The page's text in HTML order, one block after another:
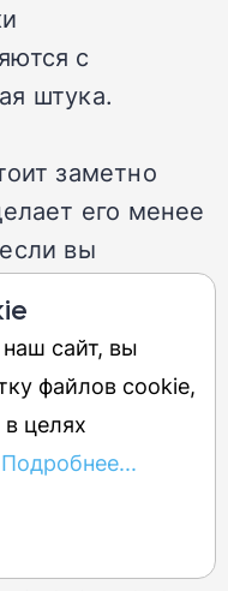
с
штука.
заметно
его менее
вы
негативов,
и царапин, то
сэкономить
Разница в
меньше в
заманчивым.
сайт, вы
файлов cookie,
целях
Подробнее...